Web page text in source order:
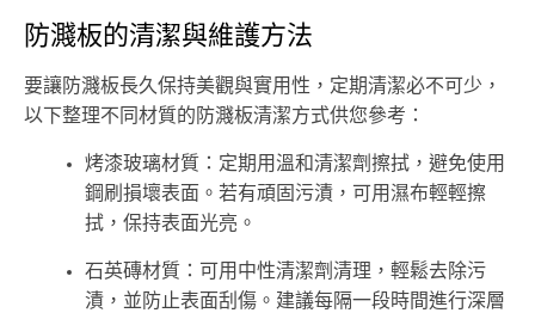
防濺板的清潔與維護方法
要讓防濺板長久保持美觀與實用性，定期清潔必不可少，
以下整理不同材質的防濺板清潔方式供您參考：
烤漆玻璃材質：定期用溫和清潔劑擦拭，避免使用
鋼刷損壞表面。若有頑固污漬，可用濕布輕輕擦
拭，保持表面光亮。
石英磚材質：可用中性清潔劑清理，輕鬆去除污
漬，並防止表面刮傷。建議每隔一段時間進行深層